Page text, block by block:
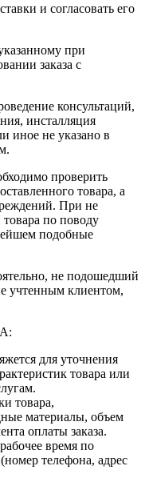
и согласовать его
при
заказа с
консультаций,
инсталляция
иное не указано в
проверить
товара, а
При не
по поводу
подобные
не подошедший
учтенным клиентом,
для уточнения
товара или
товара,
материалы, объем
оплаты заказа.
время по
телефона, адрес